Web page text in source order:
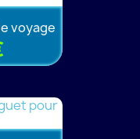
voyage